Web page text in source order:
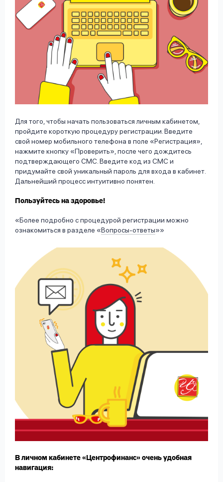
Для того, чтобы начать пользоваться личным кабинетом,
пройдите короткую процедуру регистрации. Введите
свой номер мобильного телефона в поле «Регистрация»,
нажмите кнопку «Проверить», после чего дождитесь
подтверждающего СМС. Введите код из СМС и
придумайте свой уникальный пароль для входа в кабинет.
Дальнейший процесс интуитивно понятен.
Пользуйтесь на здоровье!
Более подробно с процедурой регистрации можно
ознакомиться в разделе «Вопросы-ответы»
В личном кабинете «Центрофинанс» очень удобная
навигация: